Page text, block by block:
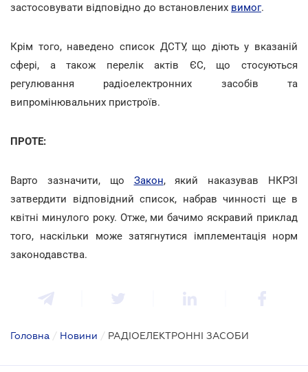
застосовувати відповідно до встановлених вимог.
Крім того, наведено список ДСТУ, що діють у вказаній
сфері, а також перелік актів ЄС, що стосуються
регулювання радіоелектронних засобів та
випромінювальних пристроїв.
ПРОТЕ:
Варто зазначити, що Закон, який наказував НКРЗІ
затвердити відповідний список, набрав чинності ще в
квітні минулого року. Отже, ми бачимо яскравий приклад
того, наскільки може затягнутися імплементація норм
законодавства.
Головна / Новини / РАДІОЕЛЕКТРОННІ ЗАСОБИ